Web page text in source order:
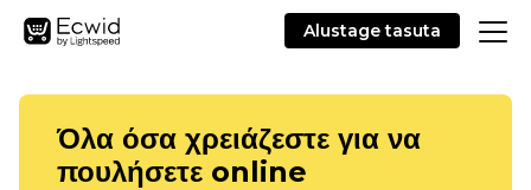
Alustage tasuta
Όλα όσα χρειάζεστε για να
πουλήσετε online